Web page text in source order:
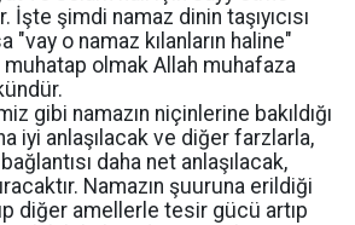
İşte şimdi namaz dinin taşıyıcısı
"vay o namaz kılanların haline"
olmak Allah muhafaza
gibi namazın niçinlerine bakıldığı
iyi anlaşılacak ve diğer farzlarla,
daha net anlaşılacak,
Namazın şuuruna erildiği
diğer amellerle tesir gücü artıp